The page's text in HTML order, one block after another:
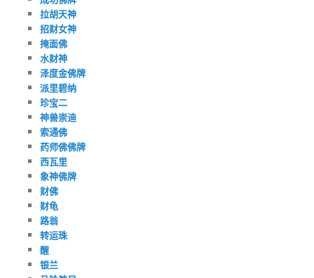
拉胡天神
招财女神
掩面佛
水财神
泽度金佛牌
派里碧纳
珍宝二
神兽崇迪
索通佛
药师佛佛牌
西瓦里
象神佛牌
财佛
财龟
路翁
转运珠
醒
银兰